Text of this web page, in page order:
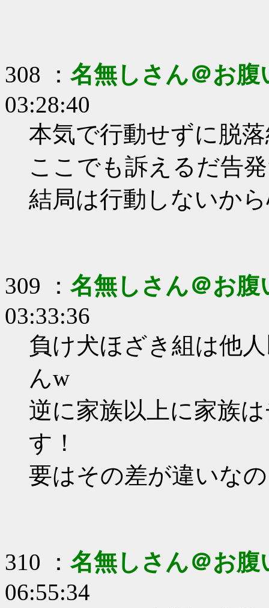
308 ： 名無しさん＠お腹
03:28:40
本気で行動せずに脱
ここでも訴えるだ告
結局は行動しないか
309 ： 名無しさん＠お腹
03:33:36
負け犬ほざき組は他
んw
逆に家族以上に家族
す！
要はその差が違いな
310 ： 名無しさん＠お腹
06:55:34